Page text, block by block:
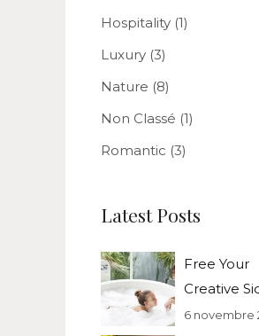
Hospitality (1)
Luxury (3)
Nature (8)
Non Classé (1)
Romantic (3)
Latest Posts
Free Your
Creative
6 novembre